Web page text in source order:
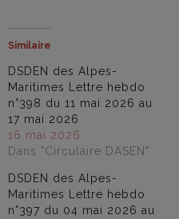
Similaire
DSDEN des Alpes-
Maritimes Lettre hebdo
n°398 du 11 mai 2026 au
17 mai 2026
16 mai 2026
Dans "Circulaire DASEN"
DSDEN des Alpes-
Maritimes Lettre hebdo
n°397 du 04 mai 2026 au